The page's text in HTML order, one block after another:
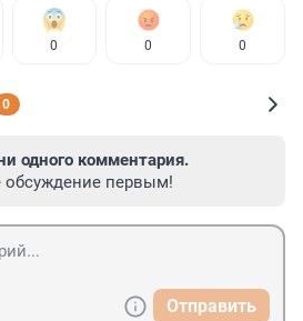
0 0 0
0
одного комментария.
обсуждение первым!
Отправить